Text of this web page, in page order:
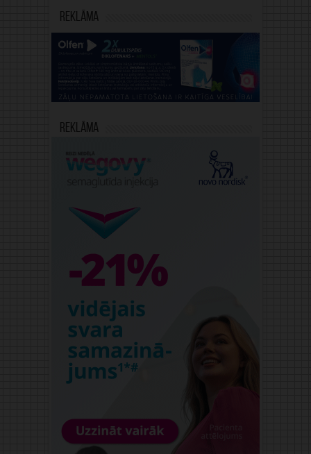
Reklāma
Reklāma